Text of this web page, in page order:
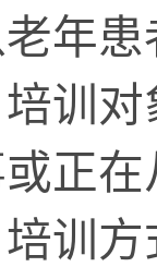
患
训对
在
方